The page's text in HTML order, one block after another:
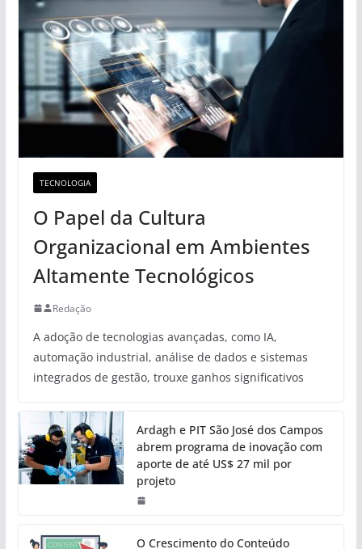
TECNOLOGIA
O Papel da Cultura
Organizacional em Ambientes
Altamente Tecnológicos
Redação
A adoção de tecnologias avançadas, como IA,
automação industrial, análise de dados e sistemas
integrados de gestão, trouxe ganhos significativos
Ardagh e PIT São José dos Campos
abrem programa de inovação com
aporte de até US$ 27 mil por
projeto
O Crescimento do Conteúdo